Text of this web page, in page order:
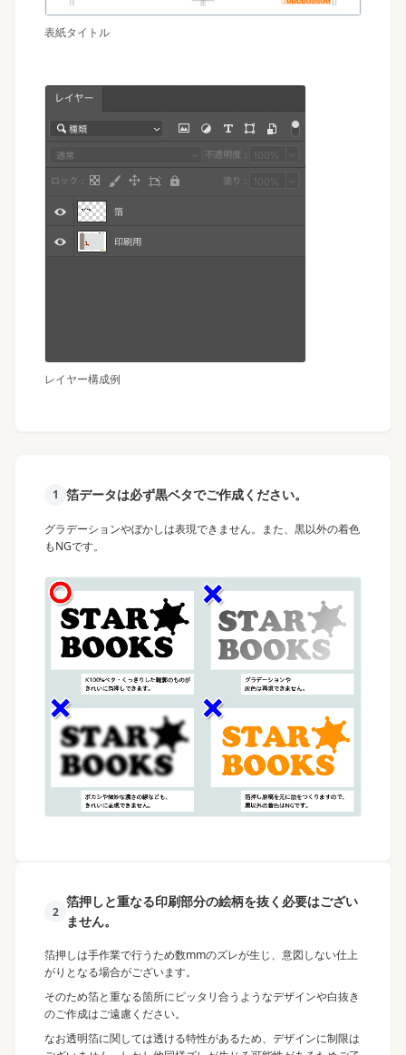
表紙タイトル
レイヤー構成例
1 箔データは必ず黒ベタでご作成ください。
グラデーションやぼかしは表現できません。また、黒以外の着色
もNGです。
2
箔押しと重なる印刷部分の絵柄を抜く必要はござい
ません。
箔押しは手作業で行うため数mmのズレが生じ、意図しない仕上
がりとなる場合がございます。
そのため箔と重なる箇所にピッタリ合うようなデザインや白抜き
のご作成はご遠慮ください。
なお透明箔に関しては透ける特性があるため、デザインに制限は